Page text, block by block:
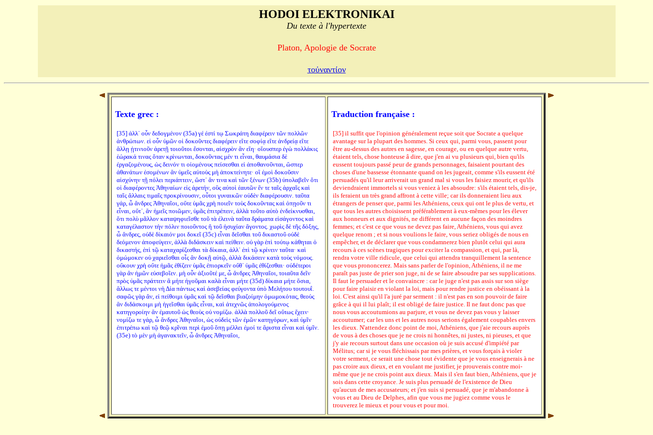
HODOI ELEKTRONIKAI
Du texte à l'hypertexte
Platon, Apologie de Socrate
τοὐναντίον
Texte grec :
[35] ἀλλ᾽ οὖν δεδογμένον (35a) γέ ἐστί τῳ Σωκράτη διαφέρειν τῶν πολλῶν
ἀνθρώπων. εἰ οὖν ὑμῶν οἱ δοκοῦντες διαφέρειν εἴτε σοφίᾳ εἴτε ἀνδρείᾳ εἴτε
ἄλλῃ ᾑτινιοῦν ἀρετῇ τοιοῦτοι ἔσονται, αἰσχρὸν ἂν εἴη· οἵουσπερ ἐγὼ πολλάκις
ἑώρακά τινας ὅταν κρίνωνται, δοκοῦντας μέν τι εἶναι, θαυμάσια δὲ
ἐργαζομένους, ὡς δεινόν τι οἰομένους πείσεσθαι εἰ ἀποθανοῦνται, ὥσπερ
ἀθανάτων ἐσομένων ἂν ὑμεῖς αὐτοὺς μὴ ἀποκτείνητε· οἳ ἐμοὶ δοκοῦσιν
αἰσχύνην τῇ πόλει περιάπτειν, ὥστ᾽ ἄν τινα καὶ τῶν ξένων (35b) ὑπολαβεῖν ὅτι
οἱ διαφέροντες Ἀθηναίων εἰς ἀρετήν, οὓς αὐτοὶ ἑαυτῶν ἔν τε ταῖς ἀρχαῖς καὶ
ταῖς ἄλλαις τιμαῖς προκρίνουσιν, οὗτοι γυναικῶν οὐδὲν διαφέρουσιν. ταῦτα
γάρ, ὦ ἄνδρες Ἀθηναῖοι, οὔτε ὑμᾶς χρὴ ποιεῖν τοὺς δοκοῦντας καὶ ὁπῃοῦν τι
εἶναι, οὔτ᾽, ἂν ἡμεῖς ποιῶμεν, ὑμᾶς ἐπιτρέπειν, ἀλλὰ τοῦτο αὐτὸ ἐνδείκνυσθαι,
ὅτι πολὺ μᾶλλον καταψηφιεῖσθε τοῦ τὰ ἐλεινὰ ταῦτα δράματα εἰσάγοντος καὶ
καταγέλαστον τὴν πόλιν ποιοῦντος ἢ τοῦ ἡσυχίαν ἄγοντος. χωρὶς δὲ τῆς δόξης,
ὦ ἄνδρες, οὐδὲ δίκαιόν μοι δοκεῖ (35c) εἶναι δεῖσθαι τοῦ δικαστοῦ οὐδὲ
δεόμενον ἀποφεύγειν, ἀλλὰ διδάσκειν καὶ πείθειν. οὐ γὰρ ἐπὶ τούτῳ κάθηται ὁ
δικαστής, ἐπὶ τῷ καταχαρίζεσθαι τὰ δίκαια, ἀλλ᾽ ἐπὶ τῷ κρίνειν ταῦτα· καὶ
ὀμώμοκεν οὐ χαριεῖσθαι οἷς ἂν δοκῇ αὐτῷ, ἀλλὰ δικάσειν κατὰ τοὺς νόμους.
οὔκουν χρὴ οὔτε ἡμᾶς ἐθίζειν ὑμᾶς ἐπιορκεῖν οὔθ᾽ ὑμᾶς ἐθίζεσθαι· οὐδέτεροι
γὰρ ἂν ἡμῶν εὐσεβοῖεν. μὴ οὖν ἀξιοῦτέ με, ὦ ἄνδρες Ἀθηναῖοι, τοιαῦτα δεῖν
πρὸς ὑμᾶς πράττειν ἃ μήτε ἡγοῦμαι καλὰ εἶναι μήτε (35d) δίκαια μήτε ὅσια,
ἄλλως τε μέντοι νὴ Δία πάντως καὶ ἀσεβείας φεύγοντα ὑπὸ Μελήτου τουτουΐ.
σαφῶς γὰρ ἄν, εἰ πείθοιμι ὑμᾶς καὶ τῷ δεῖσθαι βιαζοίμην ὀμωμοκότας, θεοὺς
ἂν διδάσκοιμι μὴ ἡγεῖσθαι ὑμᾶς εἶναι, καὶ ἀτεχνῶς ἀπολογούμενος
κατηγοροίην ἂν ἐμαυτοῦ ὡς θεοὺς οὐ νομίζω. ἀλλὰ πολλοῦ δεῖ οὕτως ἔχειν·
νομίζω τε γάρ, ὦ ἄνδρες Ἀθηναῖοι, ὡς οὐδεὶς τῶν ἐμῶν κατηγόρων, καὶ ὑμῖν
ἐπιτρέπω καὶ τῷ θεῷ κρῖναι περὶ ἐμοῦ ὅπῃ μέλλει ἐμοί τε ἄριστα εἶναι καὶ ὑμῖν.
(35e) τὸ μὲν μὴ ἀγανακτεῖν, ὦ ἄνδρες Ἀθηναῖοι,
Traduction française :
[35] il suffit que l'opinion généralement reçue soit que Socrate a quelque
avantage sur la plupart des hommes. Si ceux qui, parmi vous, passent pour
être au-dessus des autres en sagesse, en courage, ou en quelque autre vertu,
étaient tels, chose honteuse â dire, que j'en ai vu plusieurs qui, bien qu'ils
eussent toujours passé peur de grands personnages, faisaient pourtant des
choses d'une bassesse étonnante quand on les jugeait, comme s'ils eussent été
persuadés qu'il leur arriverait un grand mal si vous les faisiez mourir, et qu'ils
deviendraient immortels si vous veniez à les absoudre: s'ils étaient tels, dis-je,
ils feraient un très grand affront à cette ville; car ils donneraient lieu aux
étrangers de penser que, parmi les Athéniens, ceux qui ont le plus de vertu, et
que tous les autres choisissent préférablement à eux-mêmes pour les élever
aux honneurs et aux dignités, ne différent en aucune façon des moindres
femmes; et c'est ce que vous ne devez pas faire, Athéniens, vous qui avez
quelque renom ; et si nous voulions le faire, vous seriez obligés de nous en
empêcher, et de déclarer que vous condamnerez bien plutôt celui qui aura
recours à ces scènes tragiques pour exciter la compassion, et qui, par là,
rendra votre ville ridicule, que celui qui attendra tranquillement la sentence
que vous prononcerez. Mais sans parler de l'opinion, Athéniens, il ne me
paraît pas juste de prier son juge, ni de se faire absoudre par ses supplications.
Il faut le persuader et le convaincre : car le juge n'est pas assis sur son siège
pour faire plaisir en violant la loi, mais pour rendre justice en obéissant à la
loi. C'est ainsi qu'il l'a juré par serment : il n'est pas en son pouvoir de faire
grâce à qui il lui plaît; il est obligé de faire justice. Il ne faut donc pas que
nous vous accoutumions au parjure, et vous ne devez pas vous y laisser
accoutumer; car les uns et les autres nous serions également coupables envers
les dieux. N'attendez donc point de moi, Athéniens, que j'aie recours auprès
de vous à des choses que je ne crois ni honnêtes, ni justes, ni pieuses, et que
j'y aie recours surtout dans une occasion où je suis accusé d'impiété par
Mélitus; car si je vous fléchissais par mes prières, et vous forçais à violer
votre serment, ce serait une chose tout évidente que je vous enseignerais à ne
pas croire aux dieux, et en voulant me justifier, je prouverais contre moi-
même que je ne crois point aux dieux. Mais il s'en faut bien, Athéniens, que je
sois dans cette croyance. Je suis plus persuadé de l'existence de Dieu
qu'aucun de mes accusateurs; et j'en suis si persuadé, que je m'abandonne à
vous et au Dieu de Delphes, afin que vous me jugiez comme vous le
trouverez le mieux et pour vous et pour moi.